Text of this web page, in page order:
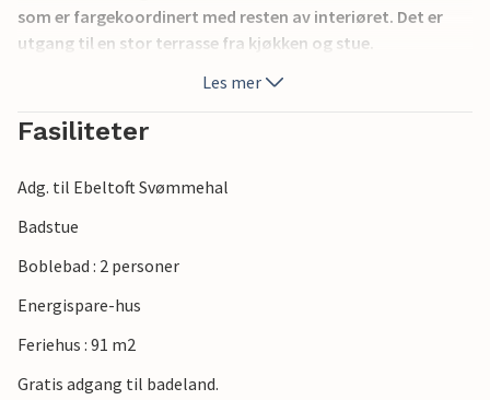
som er fargekoordinert med resten av interiøret. Det er
utgang til en stor terrasse fra kjøkken og stue.
Les mer
Fasiliteter
Adg. til Ebeltoft Svømmehal
Badstue
Boblebad : 2 personer
Energispare-hus
Feriehus : 91 m2
Gratis adgang til badeland.